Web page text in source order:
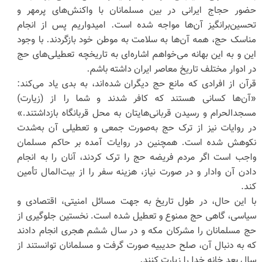
حضور حجاج ایرانی در بین مسلمانان با واکنش‌های پرمهر و
تحسین‌برانگیز آن‌ها مواجه شده است. امیدواریم پس از انجام
مناسک حج، همه آن‌ها به سلامت به موطن خود بازگردند. با وجود
این و به این بهانه می‌خواهم اشاره‌ای به تاریخچه تعطیلی‌های حج
در ادوار مختلف تاریخ معاصر ایران داشته باشم.
قرآن از افرادی که مانع حج دیگران شده‌اند، به بدی یاد می‌کند:
«آن‌ها کسانی هستند که کافر شدند و شما را از (زیارت)
مسجدالحرام و رسیدن قربانی‌هایتان به محل قربانگاه بازداشتند.»
در روایات نیز از ترک حج به‌صورت جمعی و تعطیلی آن به‌شدت
نکوهش شده است. همچنین در روایات آمده بر حاکم مسلمان
واجب است اگر مردم فریضه حج را ترک کردند، آنان را به انجام
دادن آن وادار و در صورت نیاز، هزینه سفر را از بیت‌المال تأمین
کند.
با این حال، در طول تاریخ به جهت مسائل امنیتی،‌ اقتصادی و
سیاسی، گاهی حج ممنوع و تعطیل شده است. نخستین جلوگیری از
حج مسلمانان را مشرکان مکه و در سال ششم هجری انجام دادند
که به دنبال آن، صلح حدیبیه صورت گرفت و مسلمانان توانستند از